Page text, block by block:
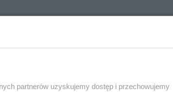
partnerów uzyskujemy dostęp i przechowujemy